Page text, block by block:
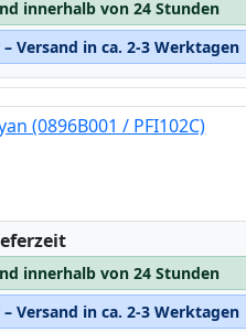
innerhalb von 24 Stunden
Versand in ca. 2-3 Werktagen
(0896B001 / PFI102C)
innerhalb von 24 Stunden
Versand in ca. 2-3 Werktagen